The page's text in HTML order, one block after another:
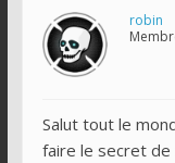
robin
Salut tout le
faire le secret de